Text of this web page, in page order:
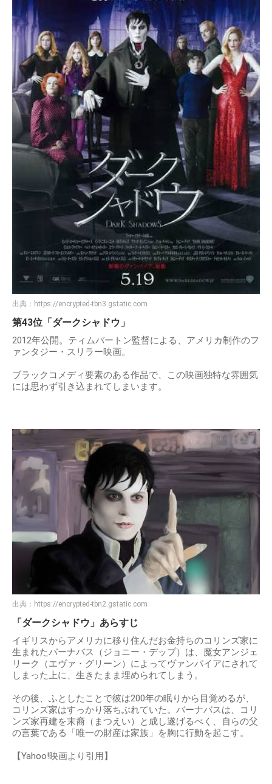
出典： https://encrypted-tbn3.gstatic.com
第43位「ダークシャドウ」
2012年公開。ティムバートン監督による、アメリカ制作のフ
ァンタジー・スリラー映画。
ブラックコメディ要素のある作品で、この映画独特な雰囲気
には思わず引き込まれてしまいます。
出典： https://encrypted-tbn2.gstatic.com
「ダークシャドウ」あらすじ
イギリスからアメリカに移り住んだお金持ちのコリンズ家に
生まれたバーナバス（ジョニー・デップ）は、魔女アンジェ
リーク（エヴァ・グリーン）によってヴァンパイアにされて
しまった上に、生きたまま埋められてしまう。
その後、ふとしたことで彼は200年の眠りから目覚めるが、
コリンズ家はすっかり落ちぶれていた。バーナバスは、コリ
ンズ家再建を末裔（まつえい）と成し遂げるべく、自らの父
の言葉である「唯一の財産は家族」を胸に行動を起こす。
【Yahoo!映画より引用】